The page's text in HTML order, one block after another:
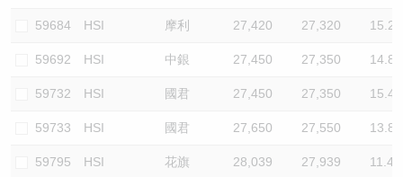
59684 HSI 摩利 27,420 27,320 15.2
59692 HSI 中銀 27,450 27,350 14.8
59732 HSI 國君 27,450 27,350 15.4
59733 HSI 國君 27,650 27,550 13.8
59795 HSI 花旗 28,039 27,939 11.4